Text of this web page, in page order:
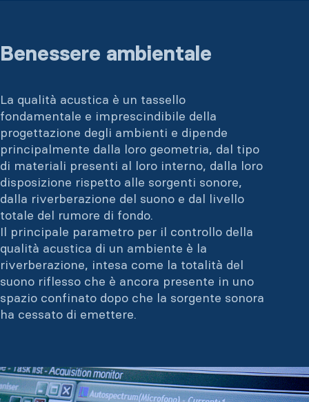
Benessere ambientale
La qualità acustica è un tassello
fondamentale e imprescindibile della
progettazione degli ambienti e dipende
principalmente dalla loro geometria, dal tipo
di materiali presenti al loro interno, dalla loro
disposizione rispetto alle sorgenti sonore,
dalla riverberazione del suono e dal livello
totale del rumore di fondo.
Il principale parametro per il controllo della
qualità acustica di un ambiente è la
riverberazione, intesa come la totalità del
suono riflesso che è ancora presente in uno
spazio confinato dopo che la sorgente sonora
ha cessato di emettere.